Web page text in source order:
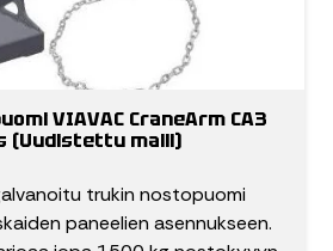
VIAVAC CraneArm CA3
(Uudistettu malli)
trukin nostopuomi
paneelien asennukseen.